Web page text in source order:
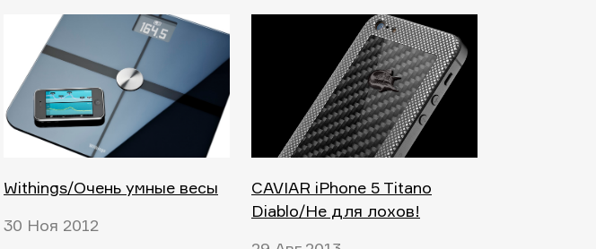
Withings/Очень умные весы
30 Ноя 2012
CAVIAR iPhone 5 Titano
Diablo/Не для лохов!